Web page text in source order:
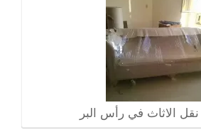
الاثاث في رأس البر